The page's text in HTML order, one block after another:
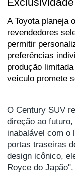
A Toyota planeja
revendedores
permitir
preferências
produção
veículo promete
O Century SUV
direção ao
inabalável com o
portas traseiras
design icônico,
Royce do Japão".